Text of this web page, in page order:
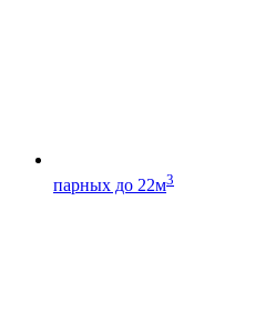
парных до 22м3